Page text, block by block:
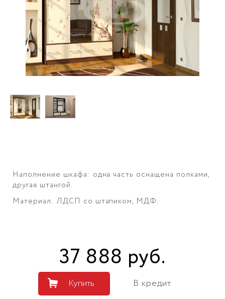
Наполнение шкафа: одна часть оснащена полками,
другая штангой.
Материал: ЛДСП со штапиком, МДФ.
37 888 руб.
Купить В кредит